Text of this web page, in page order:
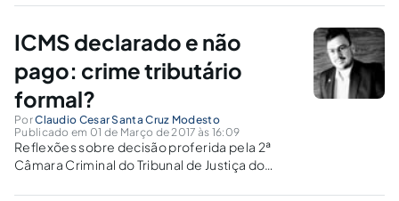
ICMS declarado e não
pago: crime tributário
formal?
PorClaudio Cesar Santa Cruz Modesto
Publicado em 01 de Março de 2017 às 16:09
Reflexões sobre decisão proferida pela 2ª
Câmara Criminal do Tribunal de Justiça do